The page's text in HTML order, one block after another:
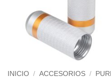
INICIO / ACCESORIOS /